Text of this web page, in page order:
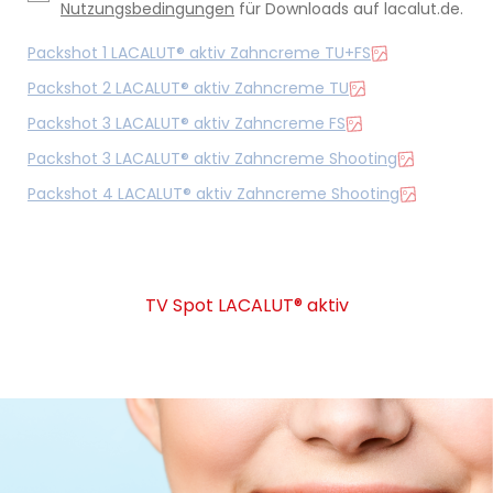
Nutzungsbedingungen für Downloads auf lacalut.de.
Packshot 1 LACALUT® aktiv Zahncreme TU+FS
Packshot 2 LACALUT® aktiv Zahncreme TU
Packshot 3 LACALUT® aktiv Zahncreme FS
Packshot 3 LACALUT® aktiv Zahncreme Shooting
Packshot 4 LACALUT® aktiv Zahncreme Shooting
TV Spot LACALUT® aktiv